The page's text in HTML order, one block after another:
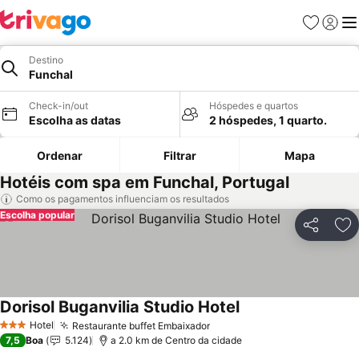
Favoritos
Iniciar
Destino
Funchal
Check-in/out
Escolha as datas
Hóspedes e quartos
2 hóspedes, 1 quarto.
Ordenar Filtrar Mapa
Hotéis com spa em Funchal, Portugal
Como os pagamentos influenciam os resultados
Partilhar
Escolha popular
3 EstrelasHotel Restaurante buffet EmbaixadorVer preços
Dorisol Buganvilia Studio HotelVer preços
7,5 Boa 5.124 a 2.0 km de Centro da cidade